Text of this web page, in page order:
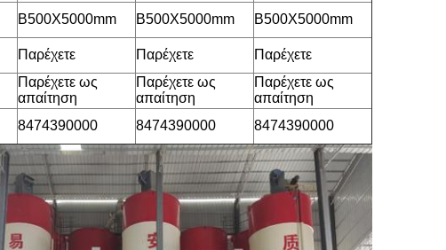
B500X5000mm B500X5000mm
B500X5000mm
Παρέχετε Παρέχετε
Παρέχετε
Παρέχετε ως
απαίτηση
Παρέχετε ως
απαίτηση
Παρέχετε ως
απαίτηση
8474390000 8474390000 8474390000